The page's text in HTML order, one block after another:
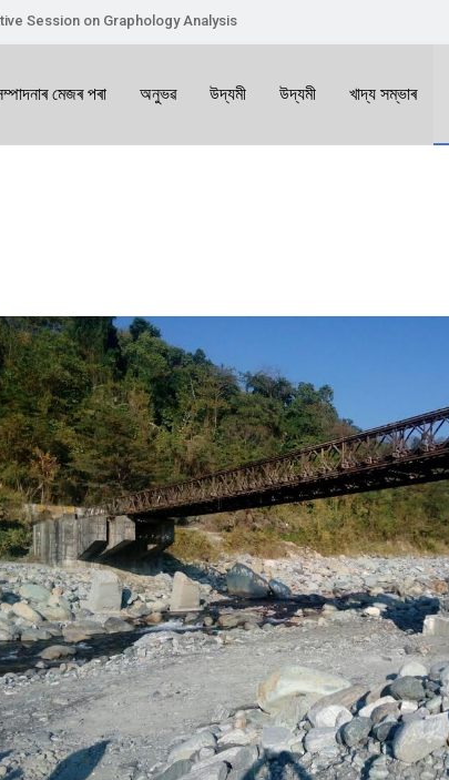
Session on Graphology Analysis
মেজৰ পৰা অনুভৱ উদ্যমী উদ্যমী খাদ্য সম্ভাৰ